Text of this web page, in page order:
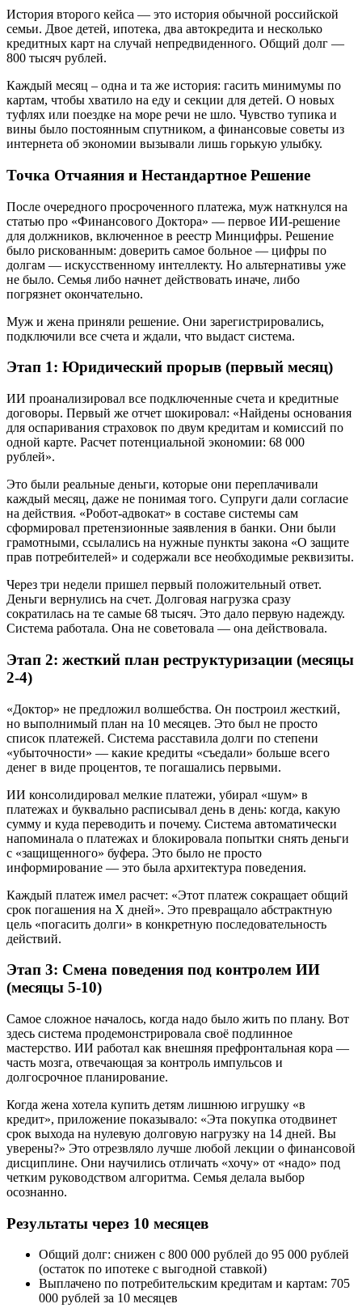
История второго кейса — это история обычной российской
семьи. Двое детей, ипотека, два автокредита и несколько
кредитных карт на случай непредвиденного. Общий долг —
800 тысяч рублей.
Каждый месяц – одна и та же история: гасить минимумы по
картам, чтобы хватило на еду и секции для детей. О новых
туфлях или поездке на море речи не шло. Чувство тупика и
вины было постоянным спутником, а финансовые советы из
интернета об экономии вызывали лишь горькую улыбку.
Точка Отчаяния и Нестандартное Решение
После очередного просроченного платежа, муж наткнулся на
статью про «Финансового Доктора» — первое ИИ-решение
для должников, включенное в реестр Минцифры. Решение
было рискованным: доверить самое больное — цифры по
долгам — искусственному интеллекту. Но альтернативы уже
не было. Семья либо начнет действовать иначе, либо
погрязнет окончательно.
Муж и жена приняли решение. Они зарегистрировались,
подключили все счета и ждали, что выдаст система.
Этап 1: Юридический прорыв (первый месяц)
ИИ проанализировал все подключенные счета и кредитные
договоры. Первый же отчет шокировал: «Найдены основания
для оспаривания страховок по двум кредитам и комиссий по
одной карте. Расчет потенциальной экономии: 68 000
рублей».
Это были реальные деньги, которые они переплачивали
каждый месяц, даже не понимая того. Супруги дали согласие
на действия. «Робот-адвокат» в составе системы сам
сформировал претензионные заявления в банки. Они были
грамотными, ссылались на нужные пункты закона «О защите
прав потребителей» и содержали все необходимые реквизиты.
Через три недели пришел первый положительный ответ.
Деньги вернулись на счет. Долговая нагрузка сразу
сократилась на те самые 68 тысяч. Это дало первую надежду.
Система работала. Она не советовала — она действовала.
Этап 2: жесткий план реструктуризации (месяцы
2-4)
«Доктор» не предложил волшебства. Он построил жесткий,
но выполнимый план на 10 месяцев. Это был не просто
список платежей. Система расставила долги по степени
«убыточности» — какие кредиты «съедали» больше всего
денег в виде процентов, те погашались первыми.
ИИ консолидировал мелкие платежи, убирал «шум» в
платежах и буквально расписывал день в день: когда, какую
сумму и куда переводить и почему. Система автоматически
напоминала о платежах и блокировала попытки снять деньги
с «защищенного» буфера. Это было не просто
информирование — это была архитектура поведения.
Каждый платеж имел расчет: «Этот платеж сокращает общий
срок погашения на X дней». Это превращало абстрактную
цель «погасить долги» в конкретную последовательность
действий.
Этап 3: Смена поведения под контролем ИИ
(месяцы 5-10)
Самое сложное началось, когда надо было жить по плану. Вот
здесь система продемонстрировала своё подлинное
мастерство. ИИ работал как внешняя префронтальная кора —
часть мозга, отвечающая за контроль импульсов и
долгосрочное планирование.
Когда жена хотела купить детям лишнюю игрушку «в
кредит», приложение показывало: «Эта покупка отодвинет
срок выхода на нулевую долговую нагрузку на 14 дней. Вы
уверены?» Это отрезвляло лучше любой лекции о финансовой
дисциплине. Они научились отличать «хочу» от «надо» под
четким руководством алгоритма. Семья делала выбор
осознанно.
Результаты через 10 месяцев
Общий долг: снижен с 800 000 рублей до 95 000 рублей
(остаток по ипотеке с выгодной ставкой)
Выплачено по потребительским кредитам и картам: 705
000 рублей за 10 месяцев